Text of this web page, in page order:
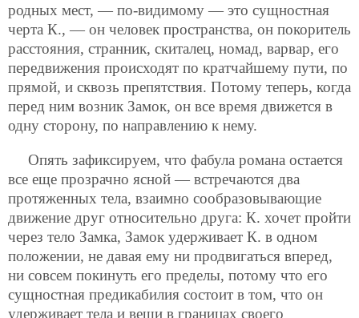
родных мест, — по-видимому — это сущностная
черта К., — он человек пространства, он покоритель
расстояния, странник, скиталец, номад, варвар, его
передвижения происходят по кратчайшему пути, по
прямой, и сквозь препятствия. Потому теперь, когда
перед ним возник Замок, он все время движется в
одну сторону, по направлению к нему.
Опять зафиксируем, что фабула романа остается
все еще прозрачно ясной — встречаются два
протяженных тела, взаимно сообразовывающие
движение друг относительно друга: К. хочет пройти
через тело Замка, Замок удерживает К. в одном
положении, не давая ему ни продвигаться вперед,
ни совсем покинуть его пределы, потому что его
сущностная предикабилия состоит в том, что он
удерживает тела и вещи в границах своего